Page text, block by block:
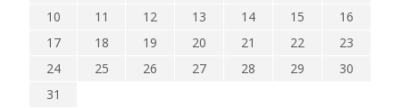
10
11 12 13 14 15
16
17
18 19 20 21 22
23
24
25 26 27 28 29
30
31